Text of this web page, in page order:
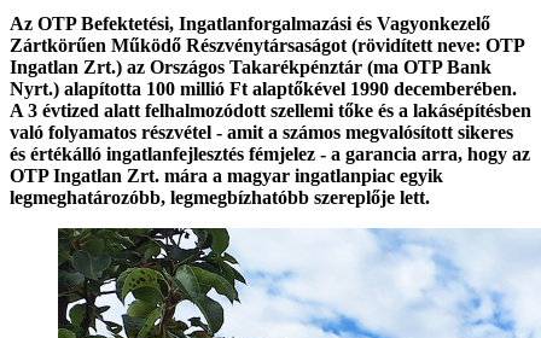
Az OTP Befektetési, Ingatlanforgalmazási és Vagyonkezelő
Zártkörűen Működő Részvénytársaságot (rövidített neve: OTP
Ingatlan Zrt.) az Országos Takarékpénztár (ma OTP Bank
Nyrt.) alapította 100 millió Ft alaptőkével 1990 decemberében.
A 3 évtized alatt felhalmozódott szellemi tőke és a lakásépítésben
való folyamatos részvétel - amit a számos megvalósított sikeres
és értékálló ingatlanfejlesztés fémjelez - a garancia arra, hogy az
OTP Ingatlan Zrt. mára a magyar ingatlanpiac egyik
legmeghatározóbb, legmegbízhatóbb szereplője lett.